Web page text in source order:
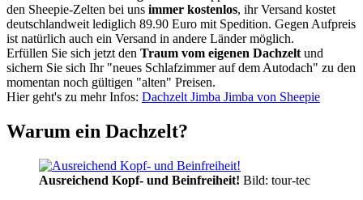
den Sheepie-Zelten bei uns immer kostenlos, ihr Versand kostet
deutschlandweit lediglich 89.90 Euro mit Spedition. Gegen Aufpreis
ist natürlich auch ein Versand in andere Länder möglich.
Erfüllen Sie sich jetzt den Traum vom eigenen Dachzelt und
sichern Sie sich Ihr "neues Schlafzimmer auf dem Autodach" zu den
momentan noch gültigen "alten" Preisen.
Hier geht's zu mehr Infos: Dachzelt Jimba Jimba von Sheepie
Warum ein Dachzelt?
Ausreichend Kopf- und Beinfreiheit! Bild: tour-tec